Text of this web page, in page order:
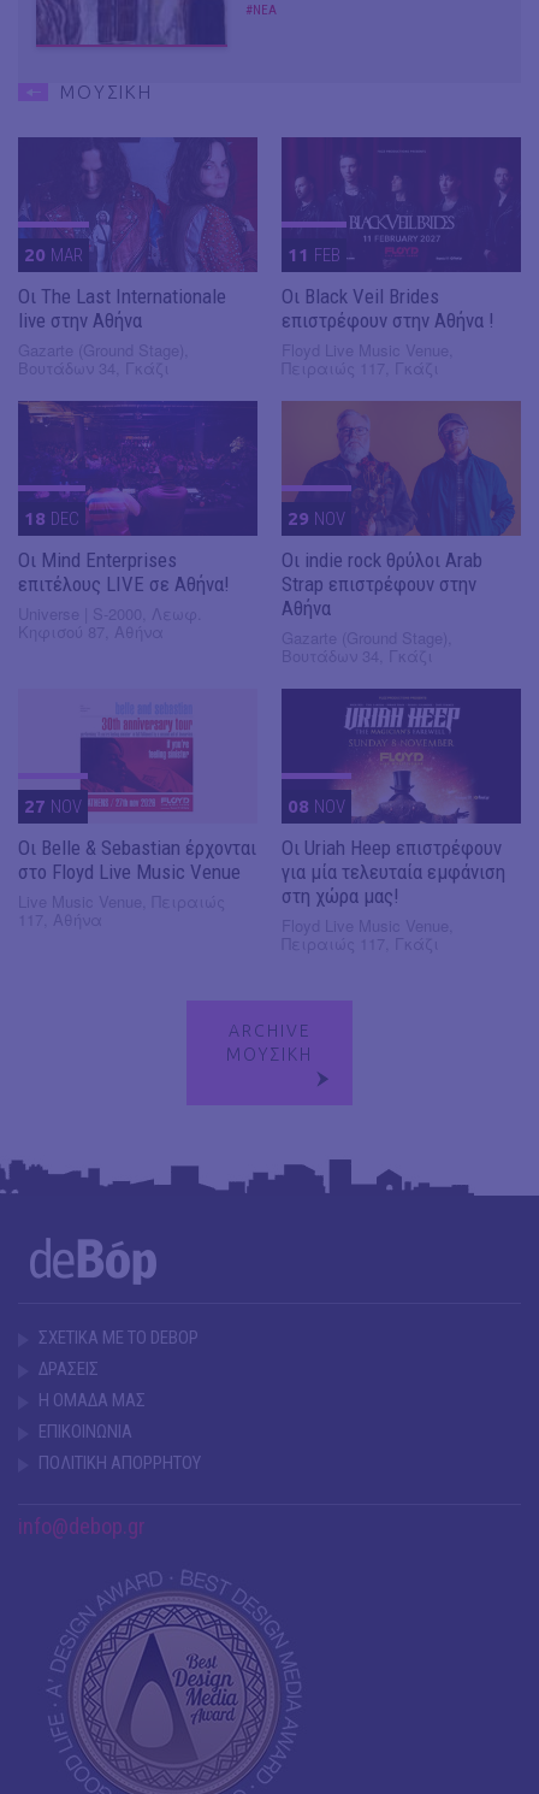
#ΝΕΑ
ΜΟΥΣΙΚΗ
20 MAR
Οι The Last Internationale
live στην Αθήνα
11 FEB
Οι Black Veil Brides
επιστρέφουν στην Αθήνα !
18 DEC
Οι Mind Enterprises
επιτέλους LIVE σε Αθήνα!
29 NOV
Οι indie rock θρύλοι Arab
Strap επιστρέφουν στην
Αθήνα
27 NOV
Οι Belle & Sebastian έρχονται
στο Floyd Live Music Venue
08 NOV
Οι Uriah Heep επιστρέφουν
για μία τελευταία εμφάνιση
στη χώρα μας!
ARCHIVE
ΜΟΥΣΙΚΗ
ΣΧΕΤΙΚΑ ΜΕ ΤΟ DEBOP
ΔΡΑΣΕΙΣ
Η ΟΜΑΔΑ ΜΑΣ
ΕΠΙΚΟΙΝΩΝΙΑ
ΠΟΛΙΤΙΚΗ ΑΠΟΡΡΗΤΟΥ
info@debop.gr